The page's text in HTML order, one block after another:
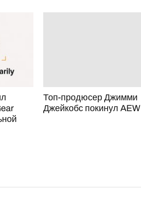
Топ-продюсер Джимми
Джейкобс покинул AEW